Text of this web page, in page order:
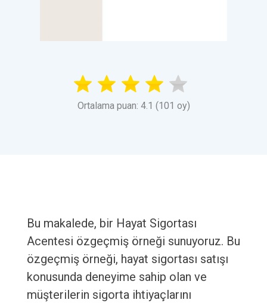
Ortalama puan: 4.1 (101 oy)
Bu makalede, bir Hayat Sigortası
Acentesi özgeçmiş örneği sunuyoruz. Bu
özgeçmiş örneği, hayat sigortası satışı
konusunda deneyime sahip olan ve
müşterilerin sigorta ihtiyaçlarını